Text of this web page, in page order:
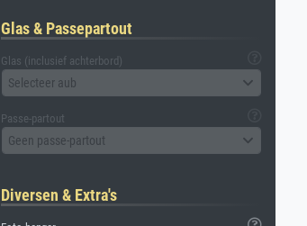
Glas & Passepartout
Glas (inclusief achterbord)
Selecteer aub
Passe-partout
Geen passe-partout
Diversen & Extra's